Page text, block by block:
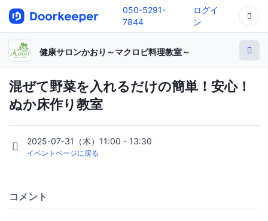
050-5291-
7844
ログイ
ン
健康サロンかおり～マクロビ料理教室～
混ぜて野菜を入れるだけの簡単！安心！
ぬか床作り教室
2025-07-31（木）11:00 - 13:30
イベントページに戻る
コメント